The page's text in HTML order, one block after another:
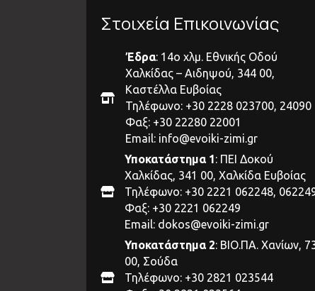
Στοιχεία Επικοινωνίας
Έδρα: 14ο χλμ. Εθνικής Οδού
Χαλκίδας – Αιδηψού, 344 00,
Καστέλλα Ευβοίας
Τηλέφωνο: +30 2228 023700, 24090
Φαξ: +30 22280 22001
Email: info@evoiki-zimi.gr
Υποκατάστημα 1: ΠΕΙ Δοκού
Χαλκίδας, 341 00, Χαλκίδα Ευβοίας
Τηλέφωνο: +30 2221 062248,
Φαξ: +30 2221 062249
Email: dokos@evoiki-zimi.gr
Υποκατάστημα 2: ΒΙΟ.ΠΑ. Χανίων,
00, Σούδα
Τηλέφωνο: +30 2821 023544